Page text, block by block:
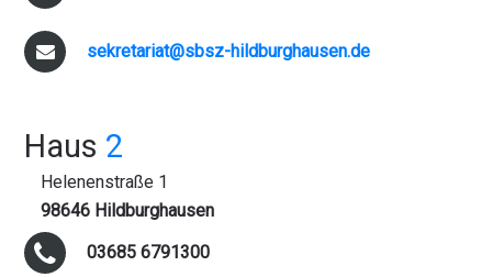
sekretariat@sbsz-hildburghausen.de
Haus 2
Helenenstraße 1
98646 Hildburghausen
03685 6791300